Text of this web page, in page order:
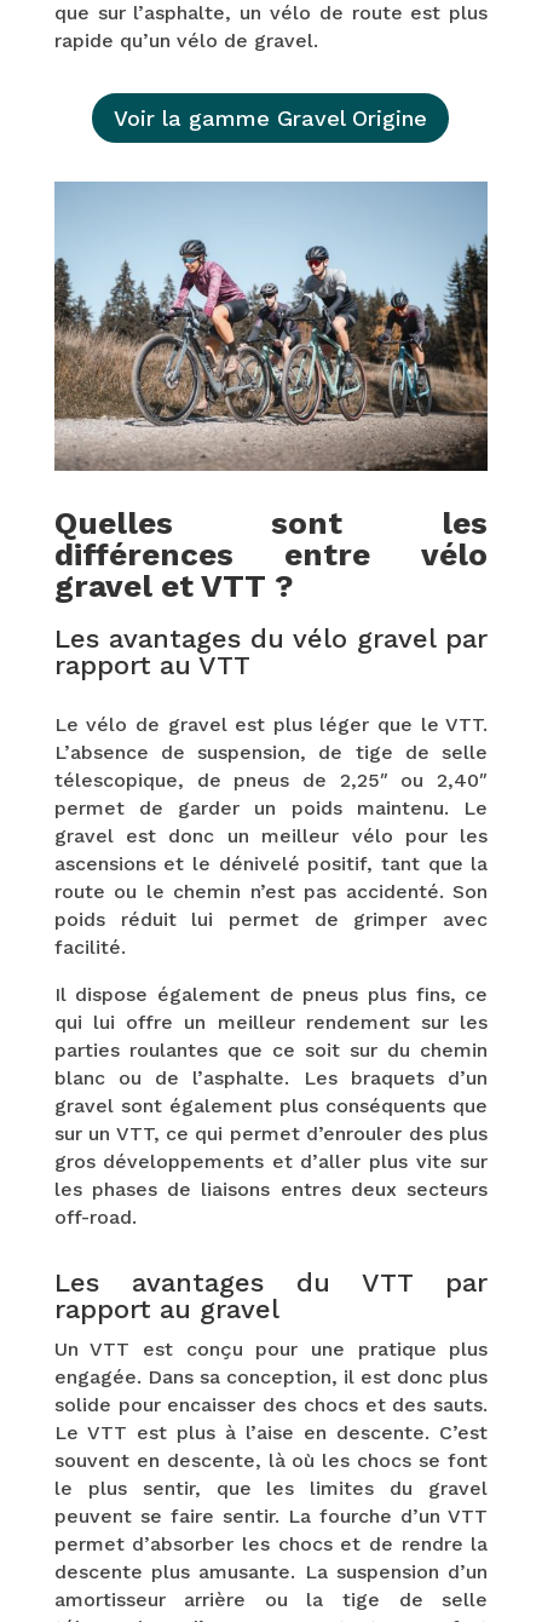
que sur l’asphalte, un vélo de route est plus
rapide qu’un vélo de gravel.
Voir la gamme Gravel Origine
Quelles sont les
différences entre vélo
gravel et VTT ?
Les avantages du vélo gravel par
rapport au VTT
Le vélo de gravel est plus léger que le VTT.
L’absence de suspension, de tige de selle
télescopique, de pneus de 2,25″ ou 2,40″
permet de garder un poids maintenu. Le
gravel est donc un meilleur vélo pour les
ascensions et le dénivelé positif, tant que la
route ou le chemin n’est pas accidenté. Son
poids réduit lui permet de grimper avec
facilité.
Il dispose également de pneus plus fins, ce
qui lui offre un meilleur rendement sur les
parties roulantes que ce soit sur du chemin
blanc ou de l’asphalte. Les braquets d’un
gravel sont également plus conséquents que
sur un VTT, ce qui permet d’enrouler des plus
gros développements et d’aller plus vite sur
les phases de liaisons entres deux secteurs
off-road.
Les avantages du VTT par
rapport au gravel
Un VTT est conçu pour une pratique plus
engagée. Dans sa conception, il est donc plus
solide pour encaisser des chocs et des sauts.
Le VTT est plus à l’aise en descente. C’est
souvent en descente, là où les chocs se font
le plus sentir, que les limites du gravel
peuvent se faire sentir. La fourche d’un VTT
permet d’absorber les chocs et de rendre la
descente plus amusante. La suspension d’un
amortisseur arrière ou la tige de selle